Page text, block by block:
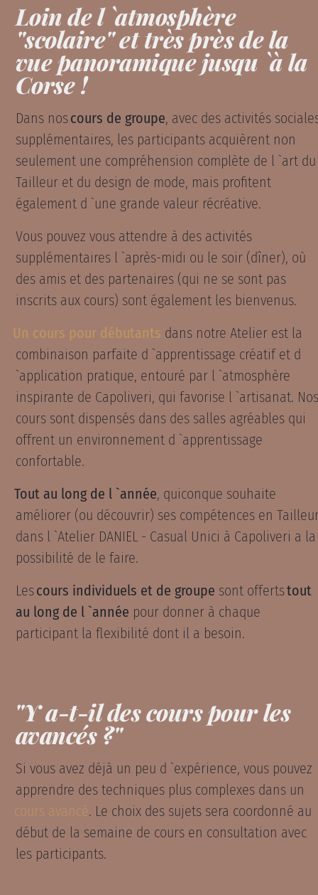
Loin de l `atmosphère
"scolaire" et très près de la
vue panoramique jusqu `à la
Corse !
Dans noscours de groupe, avec des activités
supplémentaires, les participants acquièrent non
seulement une compréhension complète de l `art du
Tailleur et du design de mode, mais profitent
également d `une grande valeur récréative.
Vous pouvez vous attendre à des activités
supplémentaires l `après-midi ou le soir (dîner), où
des amis et des partenaires (qui ne se sont pas
inscrits aux cours) sont également les bienvenus.
Un cours pour débutants dans notre Atelier est la
combinaison parfaite d `apprentissage créatif et d
`application pratique, entouré par l `atmosphère
inspirante de Capoliveri, qui favorise l `artisanat. Nos
cours sont dispensés dans des salles agréables qui
offrent un environnement d `apprentissage
confortable.
Tout au long de l `année, quiconque souhaite
améliorer (ou découvrir) ses compétences en
dans l `Atelier DANIEL - Casual Unici à Capoliveri a la
possibilité de le faire.
Lescours individuels et de groupe sont offertstout
au long de l `année pour donner à chaque
participant la flexibilité dont il a besoin.
"Y a-t-il des cours pour les
avancés ?"
Si vous avez déjà un peu d `expérience, vous pouvez
apprendre des techniques plus complexes dans un
cours avancé. Le choix des sujets sera coordonné au
début de la semaine de cours en consultation avec
les participants.